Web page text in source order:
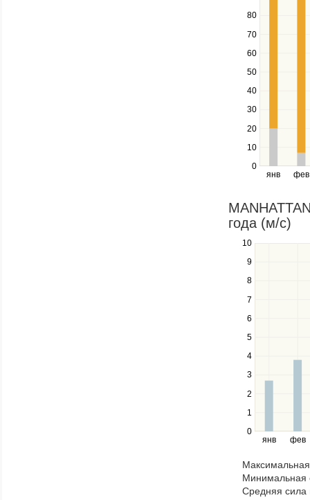
янв фев
0
10
20
30
40
50
60
70
80
and
down
to
navigate
series.
Use
the
and
right
navigate
through
items
in
series.
года (м/c)
янв фев
0
1
2
3
4
5
6
7
8
9
10
Use
the
and
down
to
navigate
series.
Use
the
and
right
navigate
through
items
Минимальная
Средняя сила